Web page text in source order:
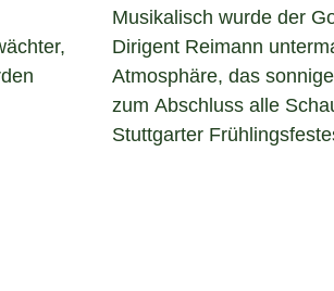
Musikalisch wurde der
Dirigent Reimann
Atmosphäre, das
zum Abschluss alle
Stuttgarter